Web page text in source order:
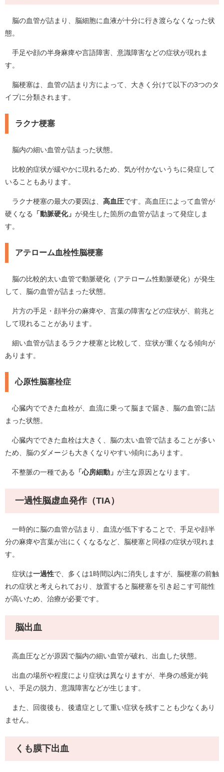
脳の血管が詰まり、脳細胞に血液が十分に行き渡らなくなった状
態。
手足や顔の半身麻痺や言語障害、意識障害などの症状が現れま
す。
脳梗塞は、血管の詰まり方によって、大きく分けて以下の3つのタ
イプに分類されます。
ラクナ梗塞
脳内の細い血管が詰まった状態。
比較的症状が緩やかに現れるため、気が付かないうちに発症して
いることもあります。
ラクナ梗塞の最大の要因は、 高血圧です。高血圧によって血管が
硬くなる
「動脈硬化」 が発生した箇所の血管が詰まって発症しま
す。
アテローム血栓性脳梗塞
脳の比較的太い血管で動脈硬化（アテローム性動脈硬化）が発生
して、脳の血管が詰まった状態。
片方の手足・顔半分の麻痺や、言葉の障害などの症状が、前兆と
して現れることがあります。
細い血管が詰まるラクナ梗塞と比較して、症状が重くなる傾向が
あります。
心原性脳塞栓症
心臓内でできた血栓が、血流に乗って脳まで届き、脳の血管に詰
まった状態。
心臓内でできた血栓は大きく、脳の太い血管で詰まることが多い
ため、脳のダメージも大きくなりやすい傾向にあります。
不整脈の一種である 「心房細動」 が主な原因となります。
一過性脳虚血発作（TIA）
一時的に脳の血管が詰まり、血流が低下することで、手足や顔半
分の麻痺や言葉が出にくくなるなど、脳梗塞と同様の症状が現れま
す。
症状は一過性で、多くは1時間以内に消失しますが、脳梗塞の前触
れの症状と考えられており、放置すると脳梗塞を引き起こす可能性
が高いため、治療が必要です。
脳出血
高血圧などが原因で脳内の細い血管が破れ、出血した状態。
出血の場所や程度により症状は異なりますが、半身の感覚が鈍
い、手足の脱力、意識障害などが生じます。
また、回復後も、後遺症として重い症状を残すことも少なくあり
ません。
くも膜下出血